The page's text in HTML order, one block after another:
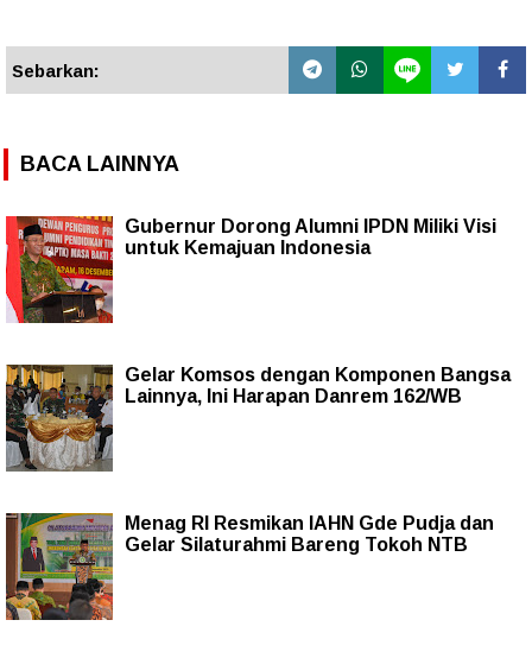
Sebarkan:
BACA LAINNYA
Gubernur Dorong Alumni IPDN Miliki Visi
untuk Kemajuan Indonesia
Gelar Komsos dengan Komponen Bangsa
Lainnya, Ini Harapan Danrem 162/WB
Menag RI Resmikan IAHN Gde Pudja dan
Gelar Silaturahmi Bareng Tokoh NTB